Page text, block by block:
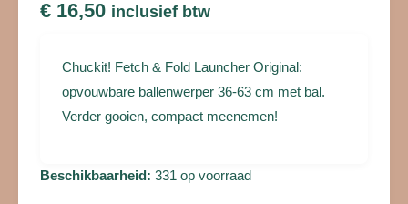
€ 16,50 inclusief btw
Chuckit! Fetch & Fold Launcher Original:
opvouwbare ballenwerper 36-63 cm met bal.
Verder gooien, compact meenemen!
Beschikbaarheid: 331 op voorraad